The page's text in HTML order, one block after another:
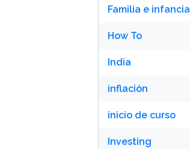
Familia e infancia
How To
India
inflación
inicio de curso
Investing